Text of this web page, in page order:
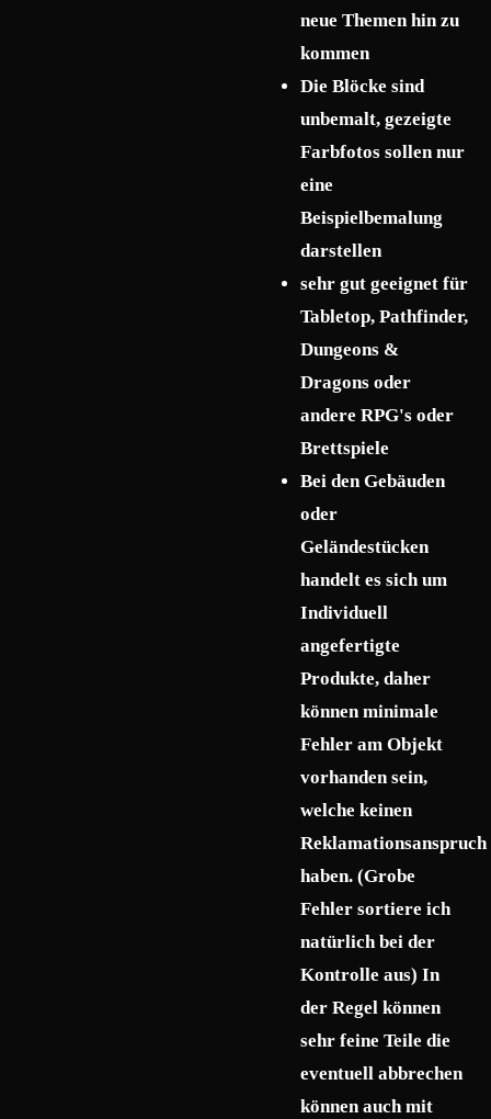
neue Themen hin zu
kommen
Die Blöcke sind
unbemalt, gezeigte
Farbfotos sollen nur
eine
Beispielbemalung
darstellen
sehr gut geeignet für
Tabletop, Pathfinder,
Dungeons &
Dragons oder
andere RPG's oder
Brettspiele
Bei den Gebäuden
oder
Geländestücken
handelt es sich um
Individuell
angefertigte
Produkte, daher
können minimale
Fehler am Objekt
vorhanden sein,
welche keinen
Reklamationsanspruch
haben. (Grobe
Fehler sortiere ich
natürlich bei der
Kontrolle aus) In
der Regel können
sehr feine Teile die
eventuell abbrechen
können auch mit